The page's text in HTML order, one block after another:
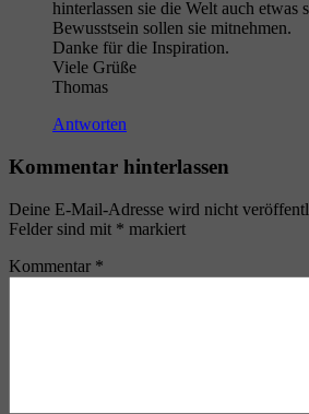
hinterlassen sie die Welt auch etwas
Bewusstsein sollen sie mitnehmen.
Danke für die Inspiration.
Viele Grüße
Thomas
Antworten
Kommentar hinterlassen
Deine E-Mail-Adresse wird nicht
Felder sind mit * markiert
Kommentar *